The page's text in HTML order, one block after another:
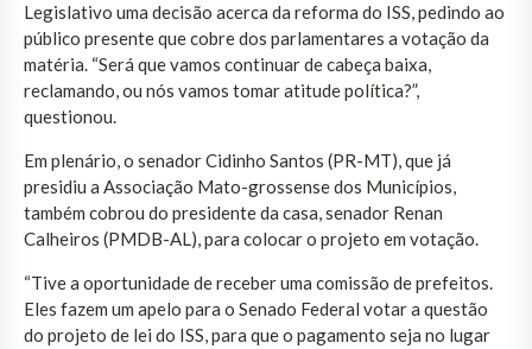
Legislativo uma decisão acerca da reforma do ISS, pedindo ao
público presente que cobre dos parlamentares a votação da
matéria. “Será que vamos continuar de cabeça baixa,
reclamando, ou nós vamos tomar atitude política?”,
questionou.
Em plenário, o senador Cidinho Santos (PR-MT), que já
presidiu a Associação Mato-grossense dos Municípios,
também cobrou do presidente da casa, senador Renan
Calheiros (PMDB-AL), para colocar o projeto em votação.
“Tive a oportunidade de receber uma comissão de prefeitos.
Eles fazem um apelo para o Senado Federal votar a questão
do projeto de lei do ISS, para que o pagamento seja no lugar